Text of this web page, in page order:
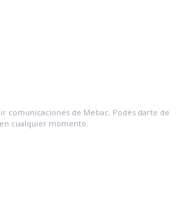
comunicaciones de Mebac. Podés darte de
cualquier momento.